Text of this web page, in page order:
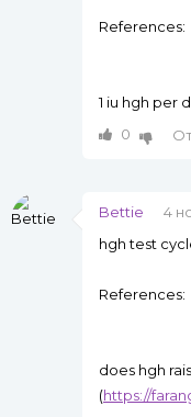
References:
1 iu hgh per
0
Bettie
4
hgh test
References:
does hgh
(https://